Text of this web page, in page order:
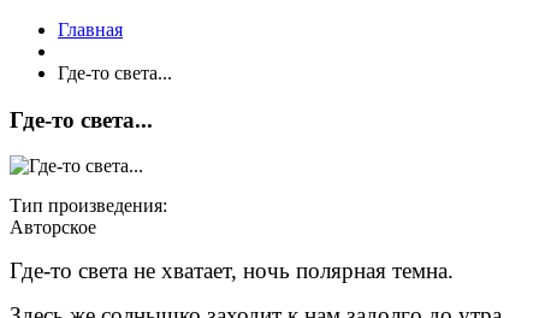
Главная
Где-то света...
Где-то света...
Тип произведения:
Авторское
Где-то света не хватает, ночь полярная темна.